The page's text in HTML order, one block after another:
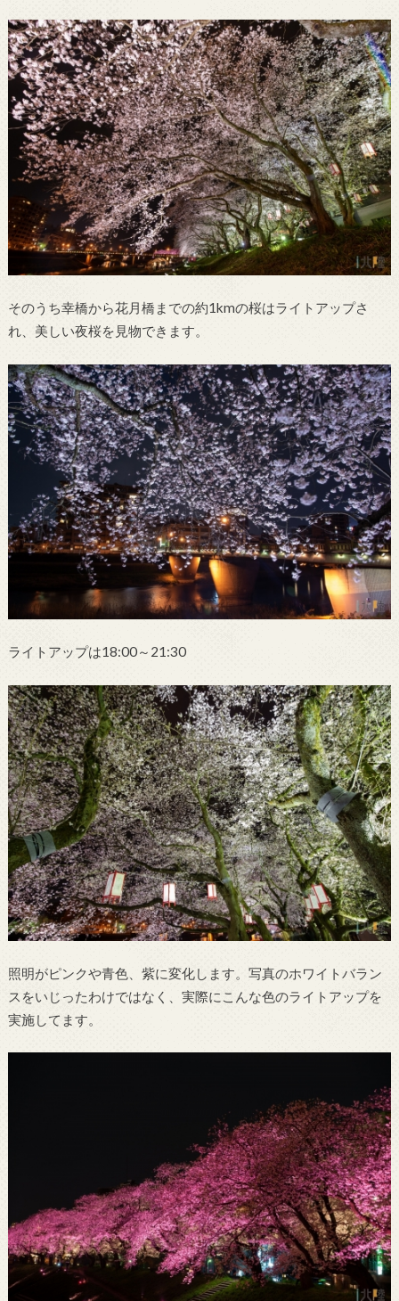
そのうち幸橋から花月橋までの約1kmの桜はライトアップさ
れ、美しい夜桜を見物できます。
ライトアップは18:00～21:30
照明がピンクや青色、紫に変化します。写真のホワイトバラン
スをいじったわけではなく、実際にこんな色のライトアップを
実施してます。